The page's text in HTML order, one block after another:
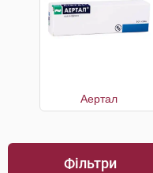
Аертал
Фільтри